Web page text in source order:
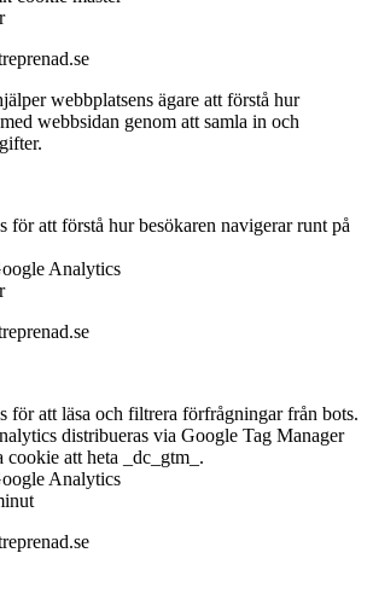
webbplatsens ägare att förstå hur
webbsidan genom att samla in och
för att förstå hur besökaren navigerar runt på
Analytics
för att läsa och filtrera förfrågningar från bots.
distribueras via Google Tag Manager
cookie att heta _dc_gtm_.
Analytics